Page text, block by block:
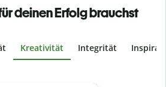
deinen Erfolg brauchst
Kreativität Integrität